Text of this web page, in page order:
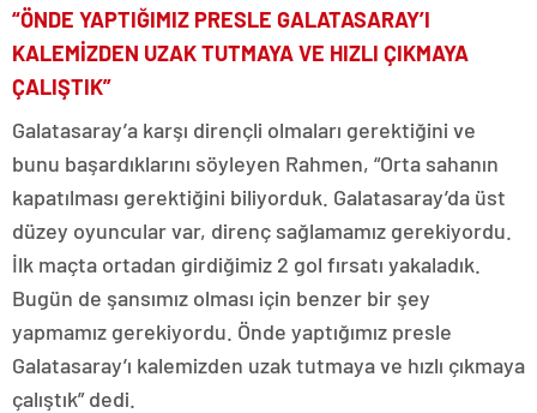
“ÖNDE YAPTIĞIMIZ PRESLE GALATASARAY’I
KALEMİZDEN UZAK TUTMAYA VE HIZLI ÇIKMAYA
ÇALIŞTIK”
Galatasaray’a karşı dirençli olmaları gerektiğini ve
bunu başardıklarını söyleyen Rahmen, “Orta sahanın
kapatılması gerektiğini biliyorduk. Galatasaray’da üst
düzey oyuncular var, direnç sağlamamız gerekiyordu.
İlk maçta ortadan girdiğimiz 2 gol fırsatı yakaladık.
Bugün de şansımız olması için benzer bir şey
yapmamız gerekiyordu. Önde yaptığımız presle
Galatasaray’ı kalemizden uzak tutmaya ve hızlı çıkmaya
çalıştık” dedi.